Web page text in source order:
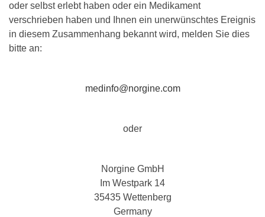
oder selbst erlebt haben oder ein Medikament
verschrieben haben und Ihnen ein unerwünschtes Ereignis
in diesem Zusammenhang bekannt wird, melden Sie dies
bitte an:
medinfo@norgine.com
oder
Norgine GmbH
Im Westpark 14
35435 Wettenberg
Germany